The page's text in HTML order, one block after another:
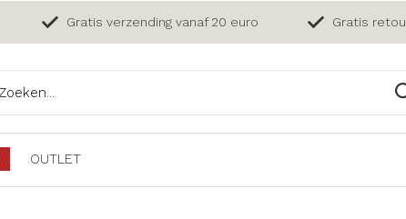
OUTLET
Gratis verzending vanaf 20 euro Gratis